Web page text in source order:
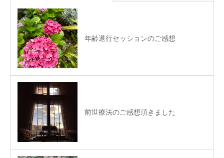
年齢退行セッションのご感想
前世療法のご感想頂きました